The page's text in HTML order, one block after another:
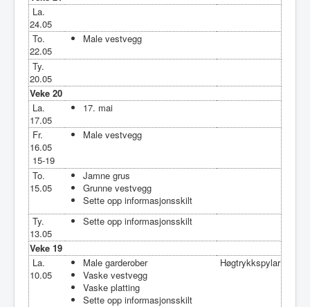
La.
24.05
To.
22.05
Male vestvegg
Ty.
20.05
Veke 20
La.
17.05
17. mai
Fr.
16.05
15-19
Male vestvegg
To.
15.05
Jamne grus
Grunne vestvegg
Sette opp informasjonsskilt
Ty.
13.05
Sette opp informasjonsskilt
Veke 19
La.
10.05
Male garderober
Vaske vestvegg
Vaske platting
Sette opp informasjonsskilt
Høgtrykkspylar